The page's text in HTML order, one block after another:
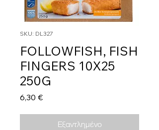
SKU: DL327
FOLLOWFISH, FISH
FINGERS 10X25
250G
6,30 €Τιμή
Εξαντλημένο